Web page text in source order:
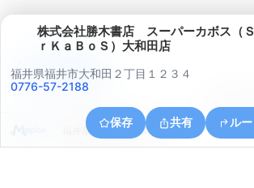
株式会社勝木書店 スーパーカボス（
ｒＫａＢｏＳ）大和田店
福井県福井市大和田２丁目１２３４
0776-57-2188
保存 共有 ルー
福井県福井市経田１丁目
アプリで見る